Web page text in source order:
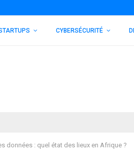
CYBERSÉCURITÉ
données : quel état des lieux en Afrique ?